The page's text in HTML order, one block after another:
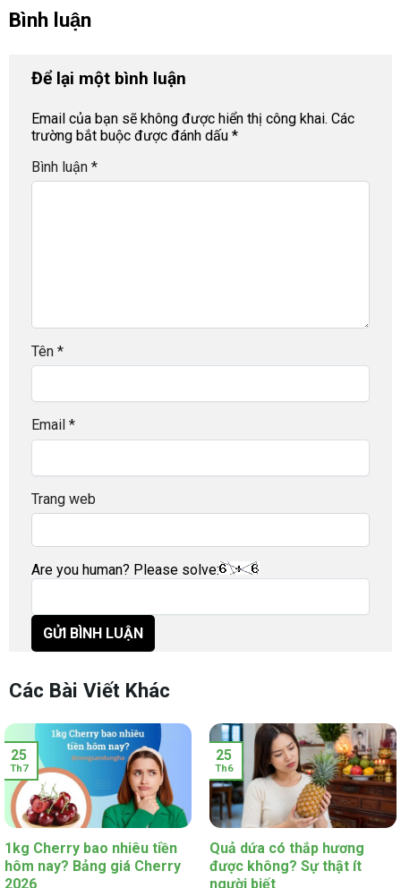
Bình luận
Để lại một bình luận
Email của bạn sẽ không được hiển thị công khai. Các
trường bắt buộc được đánh dấu *
Bình luận *
Tên *
Email *
Trang web
Are you human? Please solve:
Các Bài Viết Khác
1kg Cherry bao nhiêu tiền
hôm nay? Bảng giá Cherry
2026
25
Th7
Quả dứa có thắp hương
được không? Sự thật ít
người biết
25
Th6